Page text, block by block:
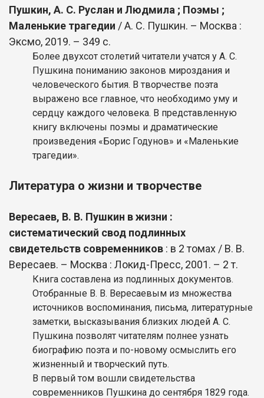
Пушкин, А. С. Руслан и Людмила ; Поэмы ;
Маленькие трагедии / А. С. Пушкин. – Москва :
Эксмо, 2019. – 349 с.
Более двухсот столетий читатели учатся у А. С.
Пушкина пониманию законов мироздания и
человеческого бытия. В творчестве поэта
выражено все главное, что необходимо уму и
сердцу каждого человека. В представленную
книгу включены поэмы и драматические
произведения «Борис Годунов» и «Маленькие
трагедии».
Литература о жизни и творчестве
Вересаев, В. В. Пушкин в жизни :
систематический свод подлинных
свидетельств современников : в 2 томах / В. В.
Вересаев. – Москва : Локид-Пресс, 2001. – 2 т.
Книга составлена из подлинных документов.
Отобранные В. В. Вересаевым из множества
источников воспоминания, письма, литературные
заметки, высказывания близких людей А. С.
Пушкина позволят читателям полнее узнать
биографию поэта и по-новому осмыслить его
жизненный и творческий путь.
В первый том вошли свидетельства
современников Пушкина до сентября 1829 года.